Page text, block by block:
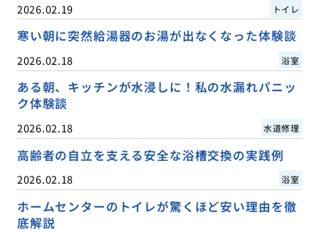
2026.02.19 トイレ
寒い朝に突然給湯器のお湯が出なくなった体験談
2026.02.18 浴室
ある朝、キッチンが水浸しに！私の水漏れパニッ
ク体験談
2026.02.18 水道修理
高齢者の自立を支える安全な浴槽交換の実践例
2026.02.18 浴室
ホームセンターのトイレが驚くほど安い理由を徹
底解説